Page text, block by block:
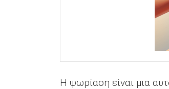
Η ψωρίαση είναι μια